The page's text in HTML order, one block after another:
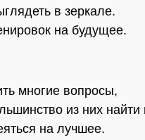
в зеркале.
на будущее.
многие вопросы,
из них найти
на лучшее.